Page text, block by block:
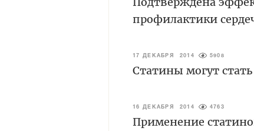
профилактики
17 ДЕКАБРЯ 2014 5908
Статины могут
16 ДЕКАБРЯ 2014 4763
Применение